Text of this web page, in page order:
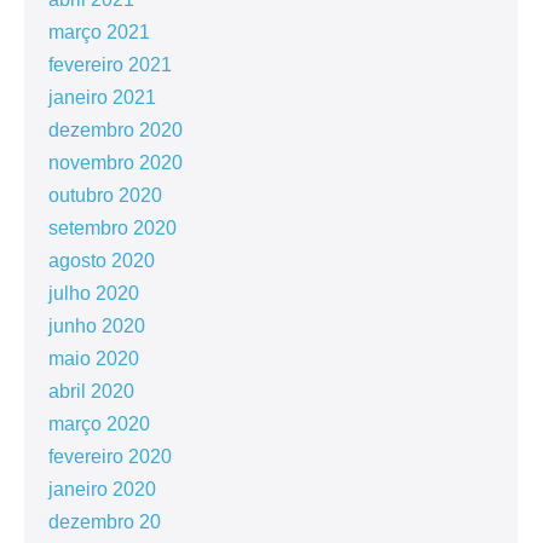
março 2021
fevereiro 2021
janeiro 2021
dezembro 2020
novembro 2020
outubro 2020
setembro 2020
agosto 2020
julho 2020
junho 2020
maio 2020
abril 2020
março 2020
fevereiro 2020
janeiro 2020
dezembro 20